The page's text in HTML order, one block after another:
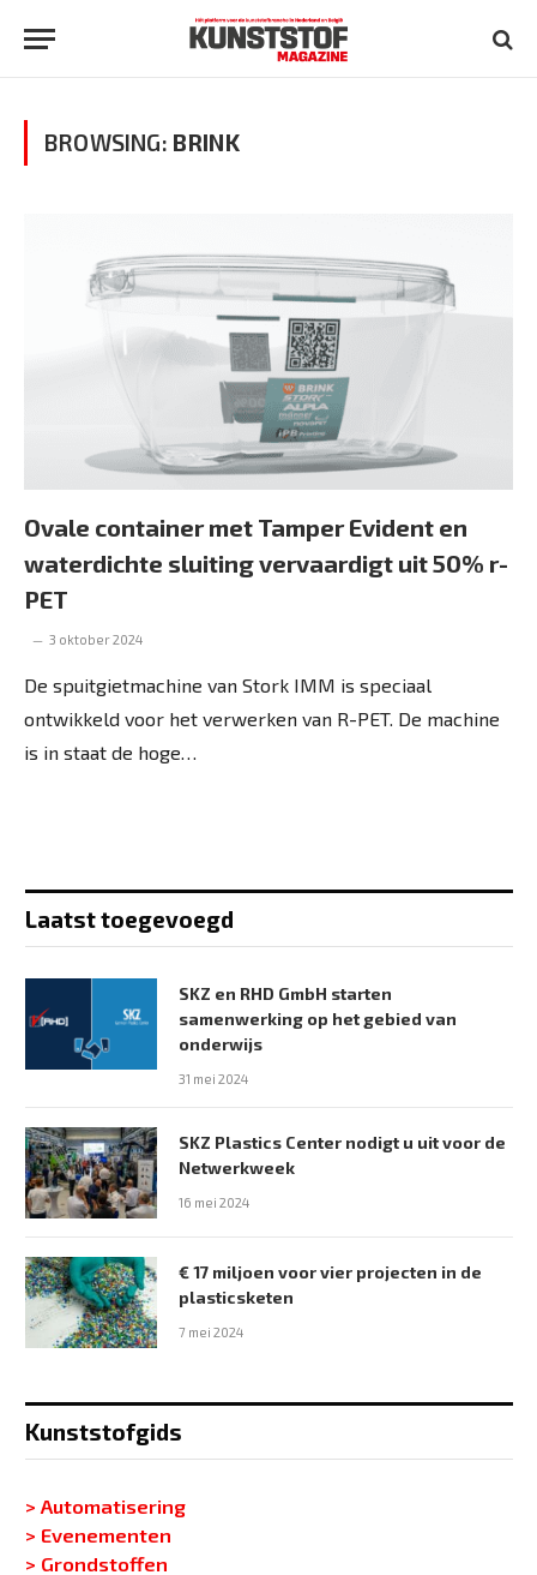
BROWSING: BRINK
Ovale container met Tamper Evident en
waterdichte sluiting vervaardigt uit 50% r-
PET
3 oktober 2024
De spuitgietmachine van Stork IMM is speciaal
ontwikkeld voor het verwerken van R-PET. De machine
is in staat de hoge…
Laatst toegevoegd
SKZ en RHD GmbH starten
samenwerking op het gebied van
onderwijs
31 mei 2024
SKZ Plastics Center nodigt u uit voor de
Netwerkweek
16 mei 2024
€ 17 miljoen voor vier projecten in de
plasticsketen
7 mei 2024
Kunststofgids
> Automatisering
> Evenementen
> Grondstoffen